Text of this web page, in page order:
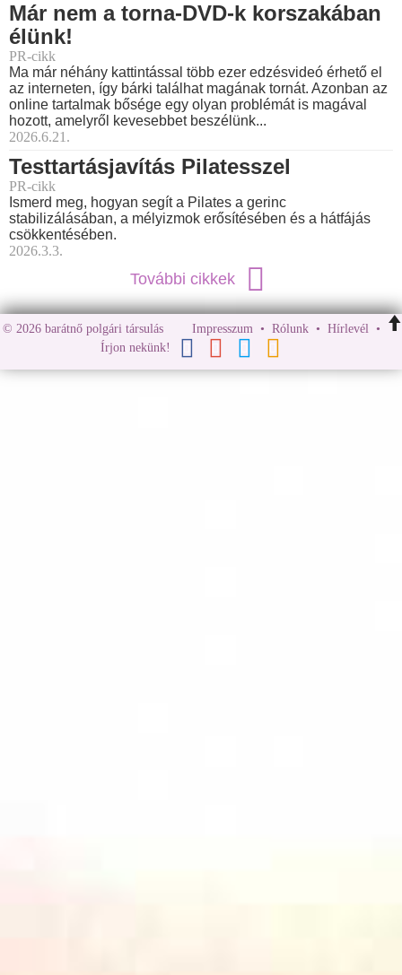
Már nem a torna-DVD-k korszakában
élünk!
PR-cikk
Ma már néhány kattintással több ezer edzésvideó érhető el
az interneten, így bárki találhat magának tornát. Azonban az
online tartalmak bősége egy olyan problémát is magával
hozott, amelyről kevesebbet beszélünk...
2026.6.21.
Testtartásjavítás Pilatesszel
PR-cikk
Ismerd meg, hogyan segít a Pilates a gerinc
stabilizálásában, a mélyizmok erősítésében és a hátfájás
csökkentésében.
2026.3.3.
További cikkek
© 2026 barátnő polgári társulás Impresszum• Rólunk• Hírlevél•
Írjon nekünk!